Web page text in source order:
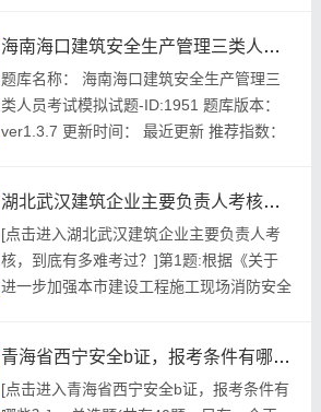
产条件。安全生产费用在成本中()列支。A.
按预算B.按计划C.据实D.按比例正确答案:
查看最佳答案更多最新建筑行业考试题库--
最新版广东...
海南海口建筑安全生产管理三类人员考试模拟试题
题库名称： 海南海口建筑安全生产管理三
类人员考试模拟试题-ID:1951 题库版本：
ver1.3.7 更新时间： 最近更新 推荐指数：
格考试建题帮APP题库研究中心 ...
湖北武汉建筑企业主要负责人考核，到底有多难考过？
[点击进入湖北武汉建筑企业主要负责人考
核，到底有多难考过？]第1题:根据《关于
进一步加强本市建设工程施工现场消防安全
工总承包单位D.监理单位参考答案:查看最
佳答案第2题:《建筑施工企业安全生产管理
青海省西宁安全b证，报考条件有哪些？
[点击进入青海省西宁安全b证，报考条件有